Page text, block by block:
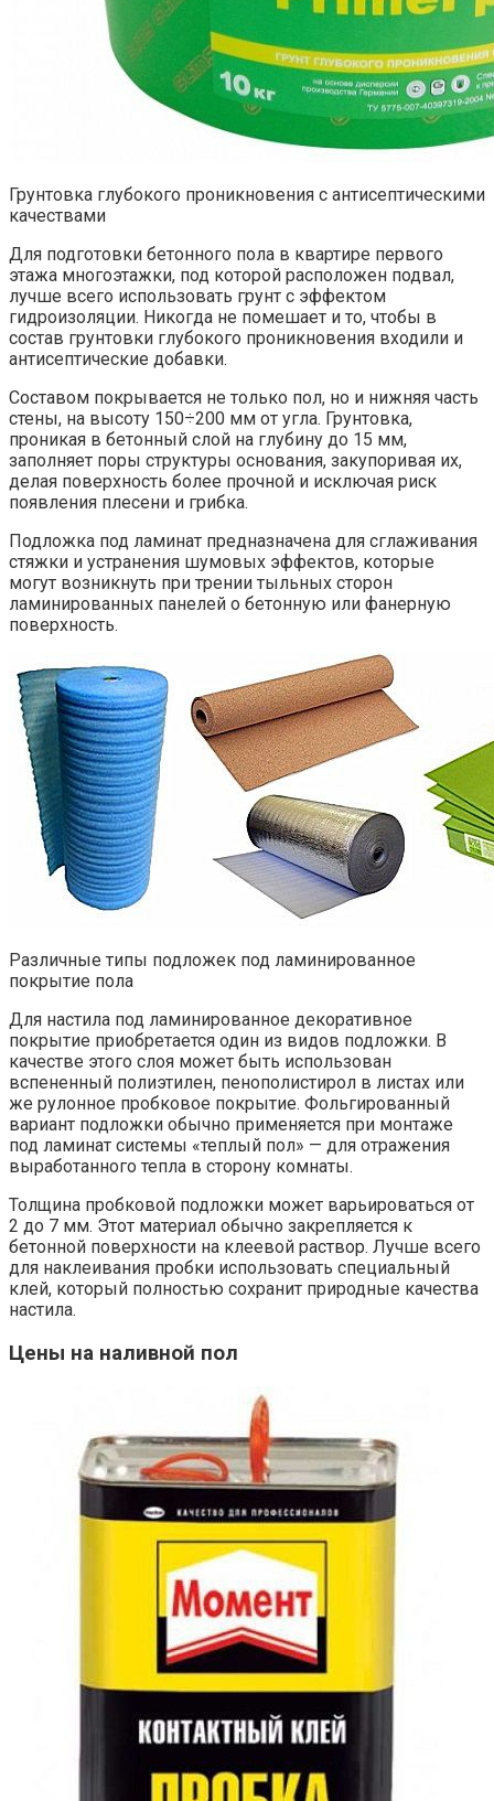
Грунтовка глубокого проникновения с антисептическими
качествами
Для подготовки бетонного пола в квартире первого
этажа многоэтажки, под которой расположен подвал,
лучше всего использовать грунт с эффектом
гидроизоляции. Никогда не помешает и то, чтобы в
состав грунтовки глубокого проникновения входили и
антисептические добавки.
Составом покрывается не только пол, но и нижняя часть
стены, на высоту 150÷200 мм от угла. Грунтовка,
проникая в бетонный слой на глубину до 15 мм,
заполняет поры структуры основания, закупоривая их,
делая поверхность более прочной и исключая риск
появления плесени и грибка.
Подложка под ламинат предназначена для сглаживания
стяжки и устранения шумовых эффектов, которые
могут возникнуть при трении тыльных сторон
ламинированных панелей о бетонную или фанерную
поверхность.
Различные типы подложек под ламинированное
покрытие пола
Для настила под ламинированное декоративное
покрытие приобретается один из видов подложки. В
качестве этого слоя может быть использован
вспененный полиэтилен, пенополистирол в листах или
же рулонное пробковое покрытие. Фольгированный
вариант подложки обычно применяется при монтаже
под ламинат системы «теплый пол» — для отражения
выработанного тепла в сторону комнаты.
Толщина пробковой подложки может варьироваться от
2 до 7 мм. Этот материал обычно закрепляется к
бетонной поверхности на клеевой раствор. Лучше всего
для наклеивания пробки использовать специальный
клей, который полностью сохранит природные качества
настила.
Цены на наливной пол